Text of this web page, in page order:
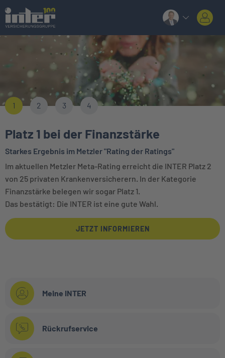
1 2 3 4
Platz 1 bei der Finanzstärke
Starkes Ergebnis im Metzler "Rating der Ratings"
Im aktuellen Metzler Meta-Rating erreicht die INTER Platz 2
von 25 privaten Krankenversicherern. In der Kategorie
Finanzstärke belegen wir sogar Platz 1.
Das bestätigt: Die INTER ist eine gute Wahl.
JETZT INFORMIEREN
Meine INTER
Rückrufservice